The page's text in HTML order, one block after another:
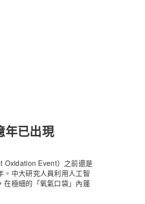
年已出現
Oxidation Event）之前還是
。中大研究人員利用人工智
在極細的「氧氣口袋」內蓬